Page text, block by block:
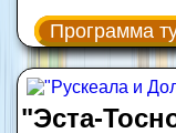
Программа
"Эста-